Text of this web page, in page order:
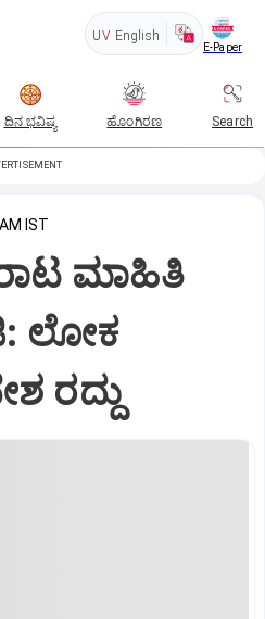
UV English
E-Paper
ದಿನ ಭವಿಷ್ಯ ಹೊಂಗಿರಣ Search
IST
ಮಾಹಿತಿ
ಲೋಕ
ರದ್ದು